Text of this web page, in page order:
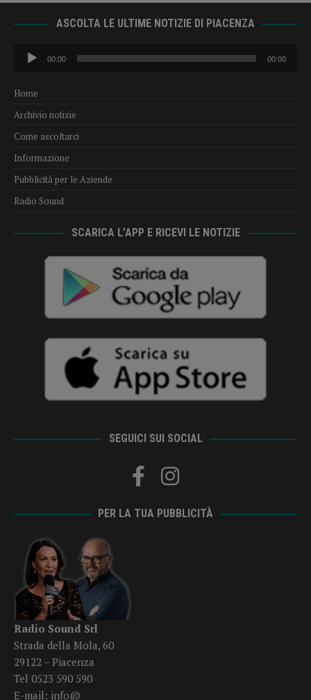
ASCOLTA LE ULTIME NOTIZIE DI PIACENZA
Audio
Player
00:00 00:00
Home
Archivio notizie
Come ascoltarci
Informazione
Pubblicità per le Aziende
Radio Sound
SCARICA L’APP E RICEVI LE NOTIZIE
SEGUICI SUI SOCIAL
PER LA TUA PUBBLICITÀ
Radio Sound Srl
Strada della Mola, 60
29122 – Piacenza
Tel 0523 590 590
E-mail: info@